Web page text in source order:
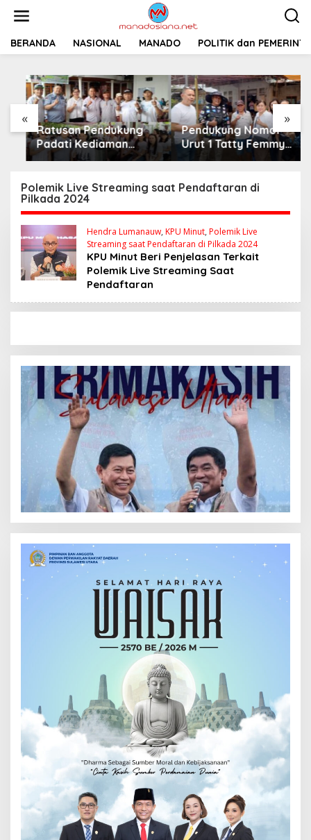
t
BERANDA NASIONAL MANADO POLITIK dan
« »
Ratusan Pendukung
Padati Kediaman
Cristy Toar Nomor
Dukungan Penuh
Kepada Calon Hukum
Tua Walantakan
Pendukung Nomor
Urut 1 Tatty Femmy
Pangkey Berikan
Pemaparan Visi dan
Polemik Live Streaming saat Pendaftaran di
Pilkada 2024
Hendra Lumanauw, KPU Minut, Polemik Live
Streaming saat Pendaftaran di Pilkada 2024
KPU Minut Beri Penjelasan Terkait
Polemik Live Streaming Saat
Pendaftaran